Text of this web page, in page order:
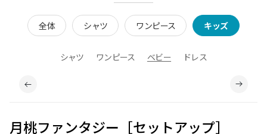
全体 シャツ ワンピース キッズ
シャツ ワンピース ベビー ドレス
月桃ファンタジー［セットアップ］